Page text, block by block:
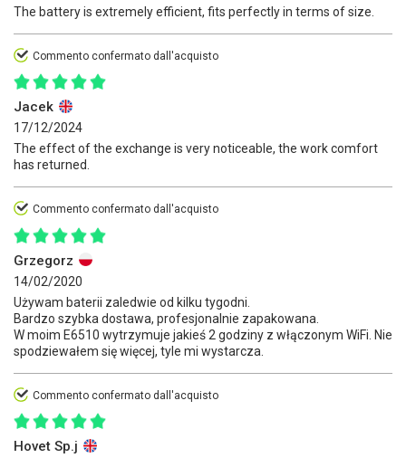
The battery is extremely efficient, fits perfectly in terms of size.
Commento confermato dall'acquisto
Jacek
17/12/2024
The effect of the exchange is very noticeable, the work comfort
has returned.
Commento confermato dall'acquisto
Grzegorz
14/02/2020
Używam baterii zaledwie od kilku tygodni.
Bardzo szybka dostawa, profesjonalnie zapakowana.
W moim E6510 wytrzymuje jakieś 2 godziny z włączonym WiFi. Nie
spodziewałem się więcej, tyle mi wystarcza.
Commento confermato dall'acquisto
Hovet Sp.j